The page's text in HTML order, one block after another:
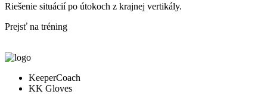
Riešenie situácií po útokoch z krajnej vertikály.
Prejsť na tréning
KeeperCoach
KK Gloves